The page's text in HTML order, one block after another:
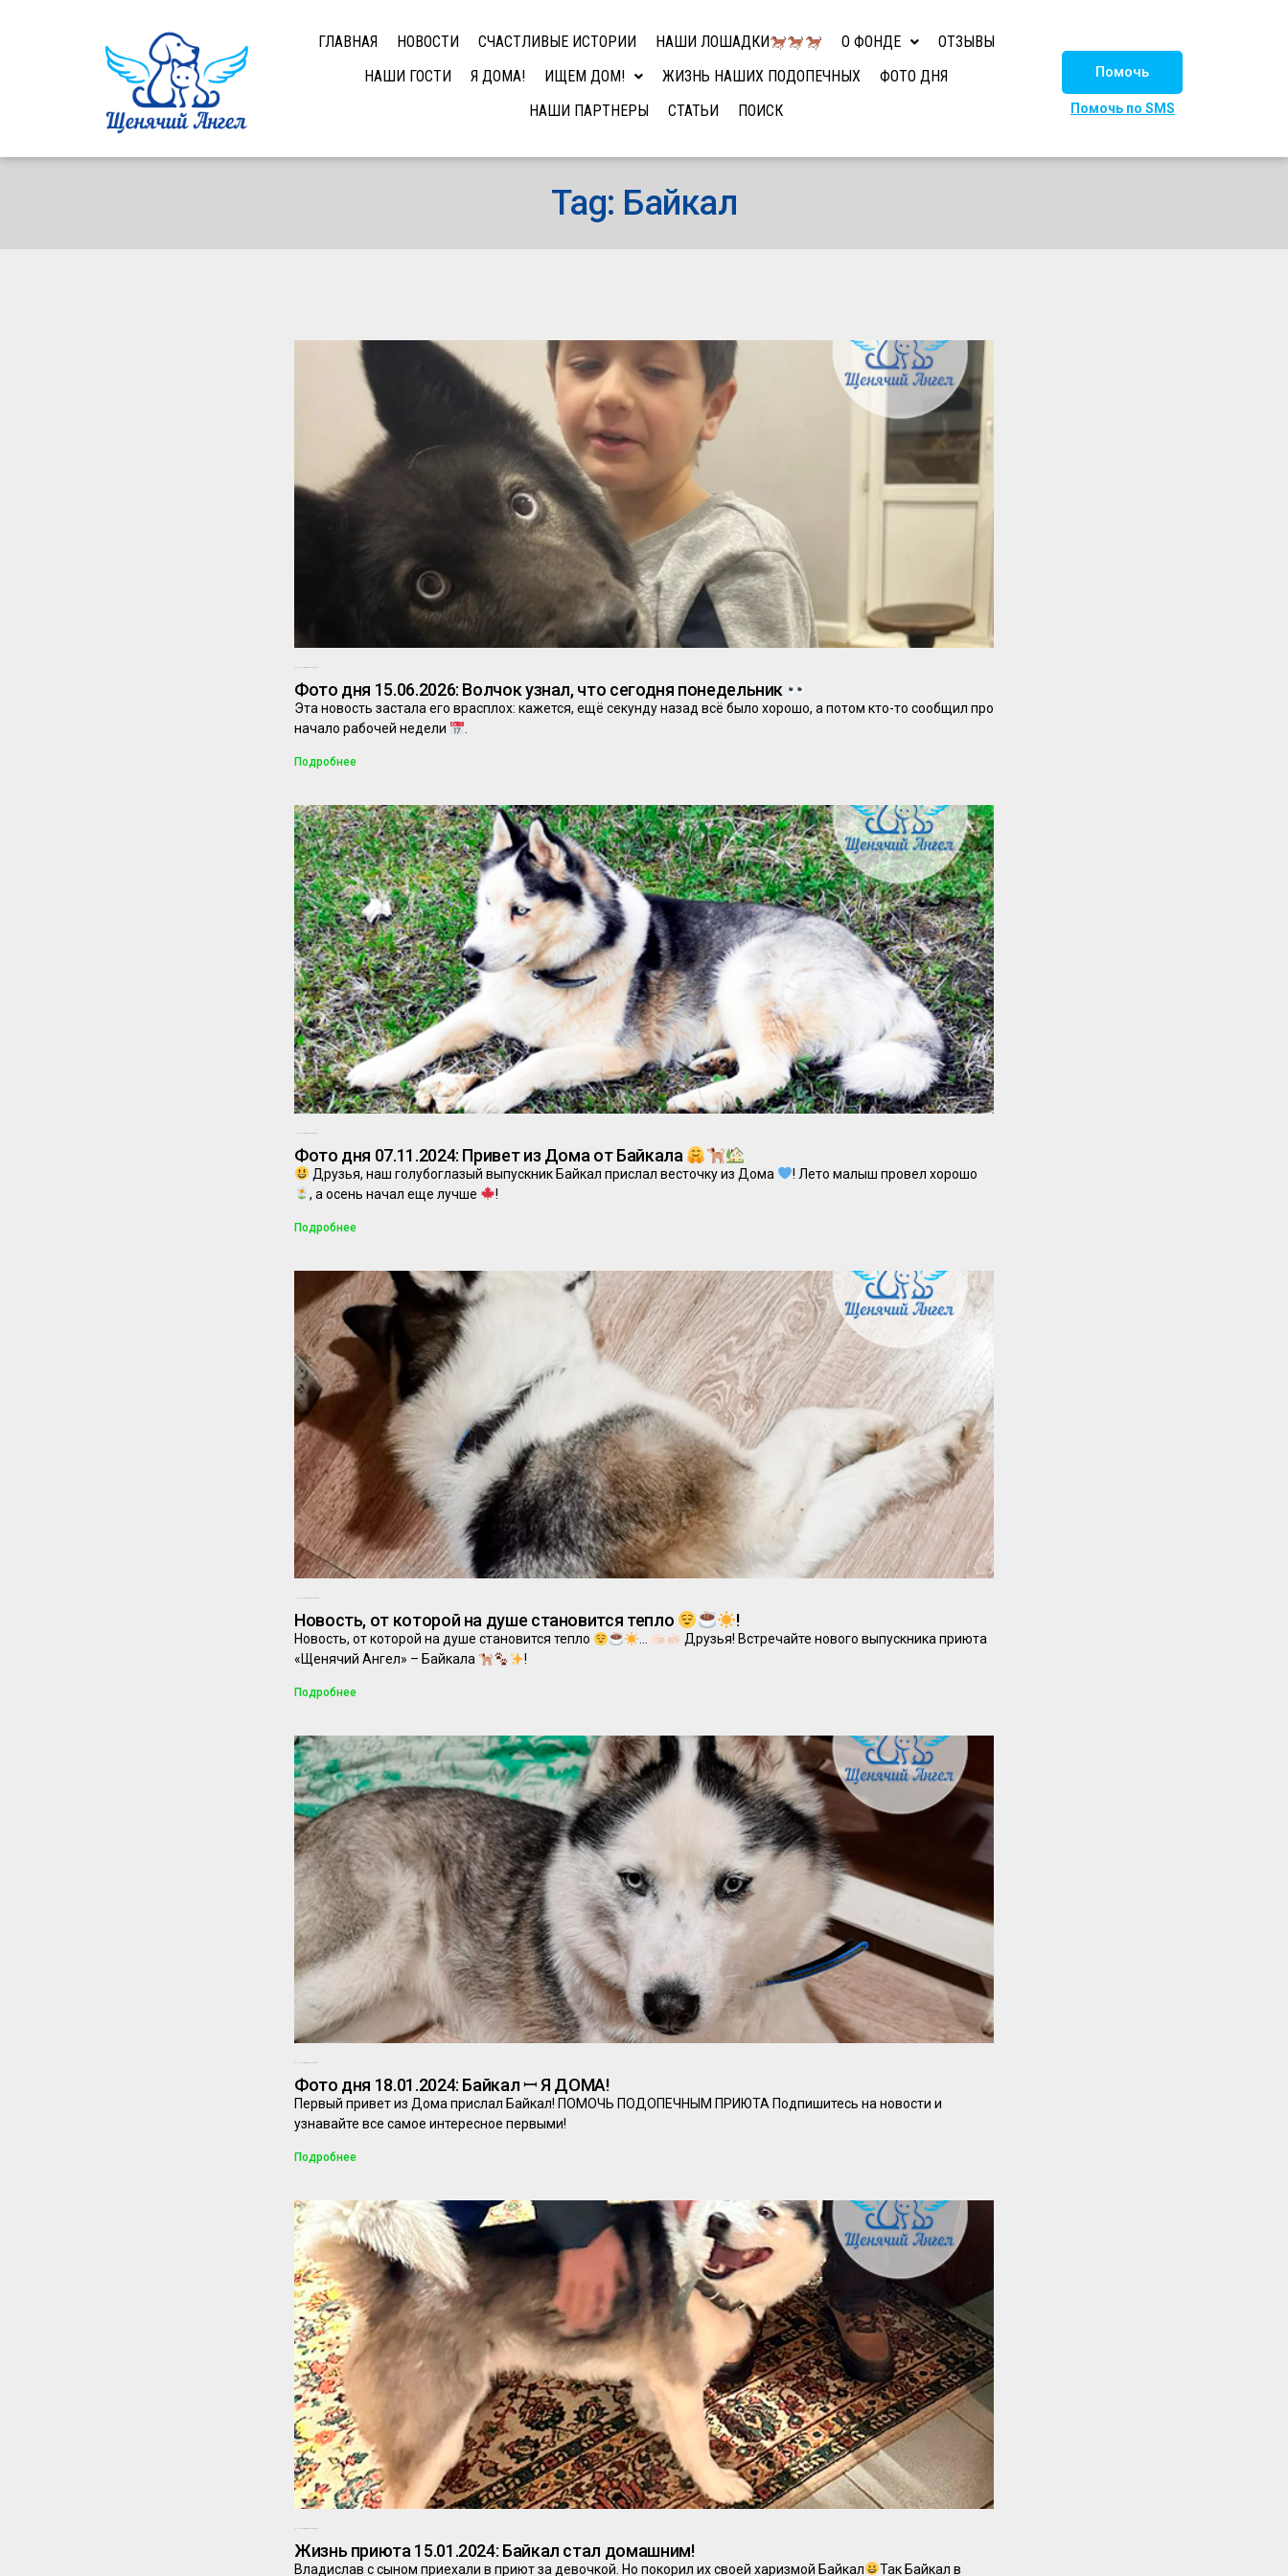
ГЛАВНАЯ НОВОСТИ СЧАСТЛИВЫЕ ИСТОРИИ НАШИ ЛОШАДКИ О ФОНДЕ
ОТЗЫВЫ
НАШИ ГОСТИ
Я ДОМА! ИЩЕМ ДОМ! ЖИЗНЬ НАШИХ ПОДОПЕЧНЫХ
ФОТО ДНЯ
НАШИ ПАРТНЕРЫ
СТАТЬИ ПОИСК
Помочь
Помочь по SMS
Tag: Байкал
Фото дня 15.06.2026: Волчок узнал, что сегодня понедельник
Эта новость застала его врасплох: кажется, ещё секунду назад всё было хорошо, а потом кто-то сообщил про
начало рабочей недели
.
Подробнее
Фото дня 07.11.2024: Привет из Дома от Байкала
Друзья, наш голубоглазый выпускник Байкал прислал весточку из Дома
! Лето малыш провел хорошо
, а осень начал еще лучше
!
Подробнее
Новость, от которой на душе становится тепло !
Новость, от которой на душе становится тепло
Друзья! Встречайте нового выпускника приюта
«Щенячий Ангел» – Байкала
!
Подробнее
Фото дня 18.01.2024: Байкал ꟷ Я ДОМА!
Первый привет из Дома прислал Байкал! ПОМОЧЬ ПОДОПЕЧНЫМ ПРИЮТА Подпишитесь на новости и
узнавайте все самое интересное первыми!
Подробнее
Жизнь приюта 15.01.2024: Байкал стал домашним!
Владислав с сыном приехали в приют за девочкой. Но покорил их своей харизмой Байкал
Так Байкал в